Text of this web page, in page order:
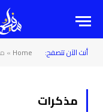
أنت الآن تتصفح: Home
»
مذكرات